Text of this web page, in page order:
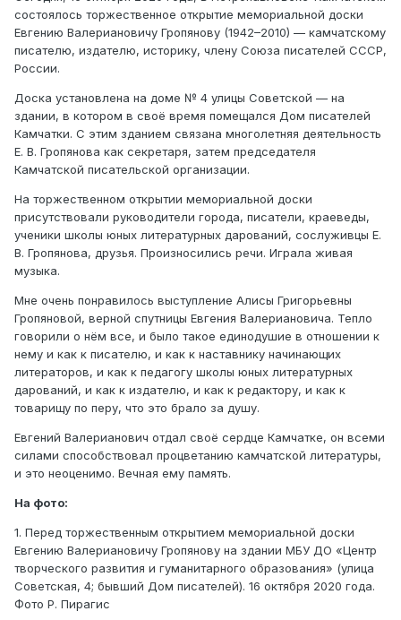
состоялось торжественное открытие мемориальной доски
Евгению Валериановичу Гропянову (1942–2010) — камчатскому
писателю, издателю, историку, члену Союза писателей СССР,
России.
Доска установлена на доме № 4 улицы Советской — на
здании, в котором в своё время помещался Дом писателей
Камчатки. С этим зданием связана многолетняя деятельность
Е. В. Гропянова как секретаря, затем председателя
Камчатской писательской организации.
На торжественном открытии мемориальной доски
присутствовали руководители города, писатели, краеведы,
ученики школы юных литературных дарований, сослуживцы Е.
В. Гропянова, друзья. Произносились речи. Играла живая
музыка.
Мне очень понравилось выступление Алисы Григорьевны
Гропяновой, верной спутницы Евгения Валериановича. Тепло
говорили о нём все, и было такое единодушие в отношении к
нему и как к писателю, и как к наставнику начинающих
литераторов, и как к педагогу школы юных литературных
дарований, и как к издателю, и как к редактору, и как к
товарищу по перу, что это брало за душу.
Евгений Валерианович отдал своё сердце Камчатке, он всеми
силами способствовал процветанию камчатской литературы,
и это неоценимо. Вечная ему память.
На фото:
1. Перед торжественным открытием мемориальной доски
Евгению Валериановичу Гропянову на здании МБУ ДО «Центр
творческого развития и гуманитарного образования» (улица
Советская, 4; бывший Дом писателей). 16 октября 2020 года.
Фото Р. Пирагис